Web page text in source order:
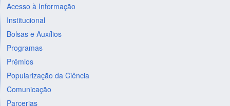
Acesso à Informação
Institucional
Bolsas e Auxílios
Programas
Prêmios
Popularização da Ciência
Comunicação
Parcerias